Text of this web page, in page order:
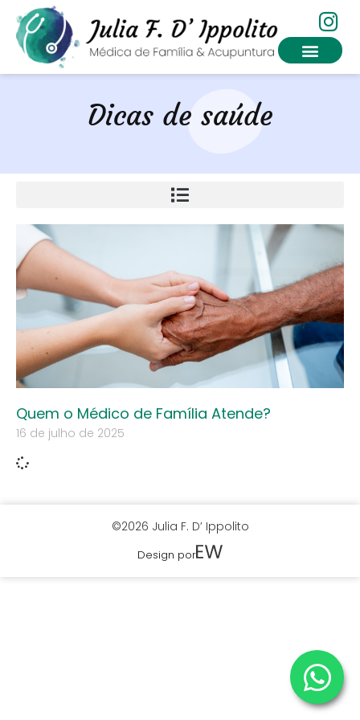
Dicas de saúde
Quem o Médico de Família Atende?
16 de julho de 2025
©2026 Julia F. D’ Ippolito
Design por